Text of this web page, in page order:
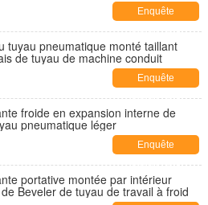
Enquête
maintenant
tuyau pneumatique monté taillant
de tuyau de machine conduit
Enquête
maintenant
froide en expansion interne de
pneumatique léger
Enquête
maintenant
portative montée par intérieur
Beveler de tuyau de travail à froid